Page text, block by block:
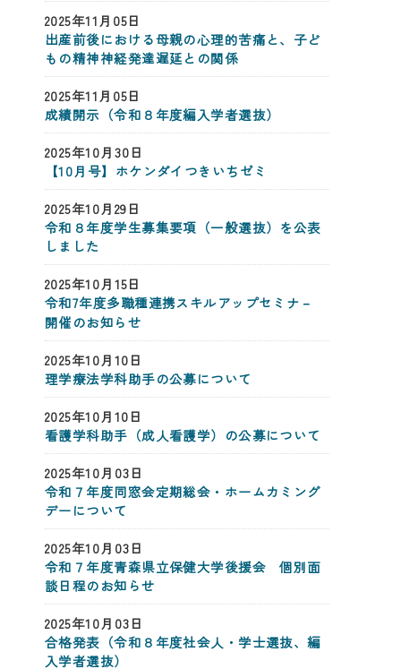
2025年11月05日
出産前後における母親の心理的苦痛と、子ど
もの精神神経発達遅延との関係
2025年11月05日
成績開示（令和８年度編入学者選抜）
2025年10月30日
【10月号】ホケンダイつきいちゼミ
2025年10月29日
令和８年度学生募集要項（一般選抜）を公表
しました
2025年10月15日
令和7年度多職種連携スキルアップセミナ－
開催のお知らせ
2025年10月10日
理学療法学科助手の公募について
2025年10月10日
看護学科助手（成人看護学）の公募について
2025年10月03日
令和７年度同窓会定期総会・ホームカミング
デーについて
2025年10月03日
令和７年度青森県立保健大学後援会 個別面
談日程のお知らせ
2025年10月03日
合格発表（令和８年度社会人・学士選抜、編
入学者選抜）